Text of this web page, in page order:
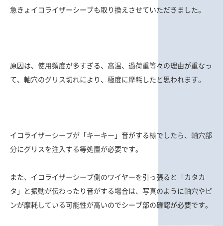
急きょイコライザーシーブも取り換えさせていただきました。
原因は、使用頻度が多すぎる、高温、過荷重等々の理由が重なっ
て、軸穴のグリス切れにより、極度に摩耗したと思われます。
イコライザーシーブが「キーキー」音がする様でしたら、軸穴部
分にグリスを注入する等処置が必要です。
また、イコライザーシーブ側のワイヤーを引っ張ると「カタカ
タ」と振動が伝わったり音がする場合は、写真のように軸穴やピ
ンが摩耗している可能性が高いのでシーブ部の確認が必要です。